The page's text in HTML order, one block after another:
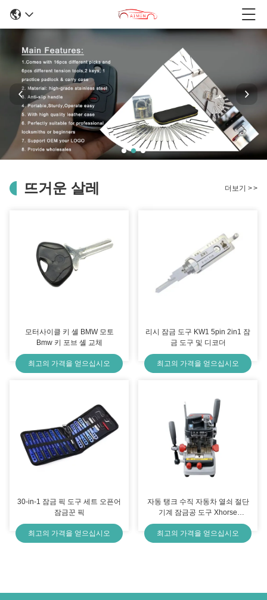
뜨거운 살레 더보기 >>
모터사이클 키 셸 BMW 모토
Bmw 키 포브 셸 교체
최고의 가격을 얻으십시오
리시 잠금 도구 KW1 5pin 2in1 잠
금 도구 및 디코더
최고의 가격을 얻으십시오
30-in-1 잠금 픽 도구 세트 오픈어
잠금꾼 픽
최고의 가격을 얻으십시오
자동 탱크 수직 자동차 열쇠 절단
기계 잠금공 도구 Xhorse
Condox
최고의 가격을 얻으십시오